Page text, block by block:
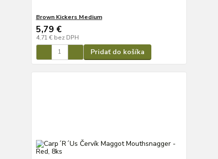
Brown Kickers Medium
5,79 €
4,71 € bez DPH
Pridať do košíka